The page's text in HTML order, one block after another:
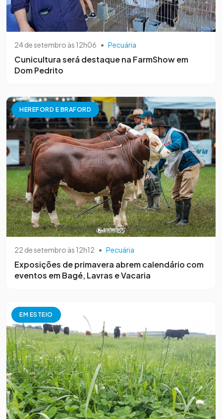
24 de setembro às 12h06 • Pecuária
Cunicultura será destaque na FarmShow em
Dom Pedrito
HEREFORD E BRAFORD
22 de setembro às 12h12 • Pecuária
Exposições de primavera abrem calendário com
eventos em Bagé, Lavras e Vacaria
EM ESTEIO